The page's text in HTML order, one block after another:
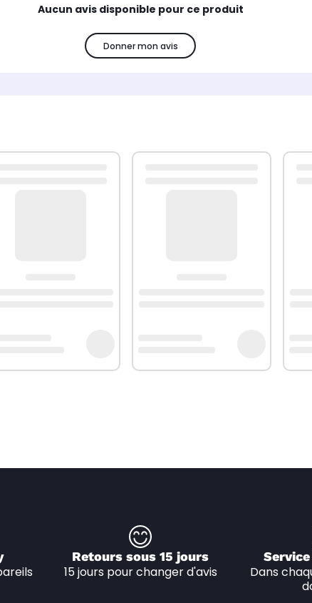
Aucun avis disponible pour ce produit
Donner mon avis
Retours sous 15 jours
15 jours pour changer d'avis
Dans